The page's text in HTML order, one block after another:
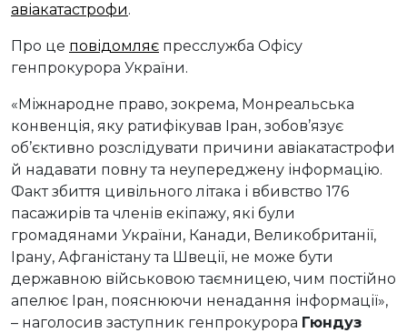
авіакатастрофи.
Про це повідомляє пресслужба Офісу
генпрокурора України.
«Міжнародне право, зокрема, Монреальська
конвенція, яку ратифікував Іран, зобов’язує
об’єктивно розслідувати причини авіакатастрофи
й надавати повну та неупереджену інформацію.
Факт збиття цивільного літака і вбивство 176
пасажирів та членів екіпажу, які були
громадянами України, Канади, Великобританії,
Ірану, Афганістану та Швеції, не може бути
державною військовою таємницею, чим постійно
апелює Іран, пояснюючи ненадання інформації»,
– наголосив заступник генпрокурора Гюндуз